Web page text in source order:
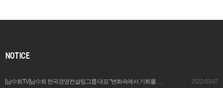
NOTICE
2022-03-07